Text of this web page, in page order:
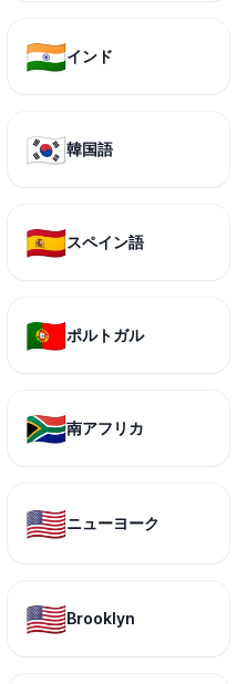
🇮🇳インド
🇰🇷韓国語
🇪🇸スペイン語
🇵🇹ポルトガル
🇿🇦南アフリカ
🇺🇸ニューヨーク
🇺🇸Brooklyn